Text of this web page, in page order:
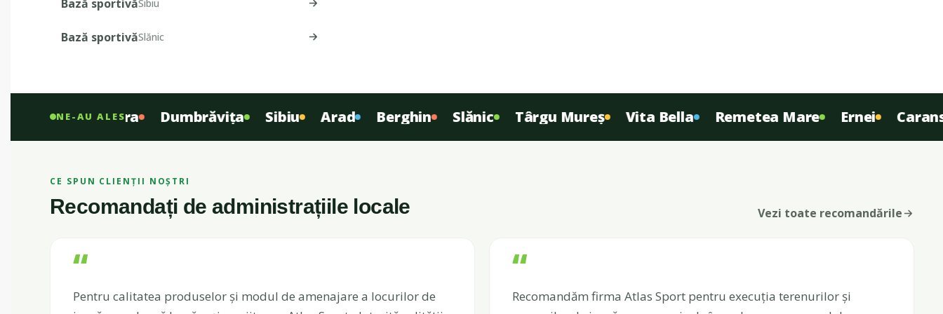
Bază sportivăSibiu
Bază sportivăSlănic
NE-AU ALES
Pipera Dumbrăvița Sibiu Arad Berghin Slănic Târgu Mureș Vita Bella Remetea Mare Ernei
CE SPUN CLIENȚII NOȘTRI
Recomandați de administrațiile locale Vezi toate recomandările
“
Pentru calitatea produselor și modul de amenajare a locurilor de
“
Recomandăm firma Atlas Sport pentru execuția terenurilor și